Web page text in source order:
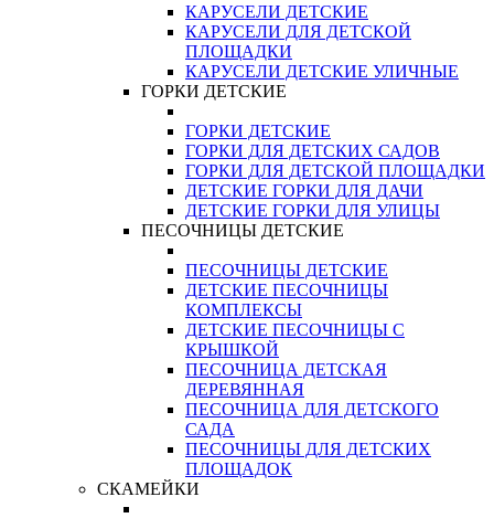
КАРУСЕЛИ ДЕТСКИЕ
КАРУСЕЛИ ДЛЯ ДЕТСКОЙ
ПЛОЩАДКИ
КАРУСЕЛИ ДЕТСКИЕ УЛИЧНЫЕ
ГОРКИ ДЕТСКИЕ
ГОРКИ ДЕТСКИЕ
ГОРКИ ДЛЯ ДЕТСКИХ САДОВ
ГОРКИ ДЛЯ ДЕТСКОЙ ПЛОЩАДКИ
ДЕТСКИЕ ГОРКИ ДЛЯ ДАЧИ
ДЕТСКИЕ ГОРКИ ДЛЯ УЛИЦЫ
ПЕСОЧНИЦЫ ДЕТСКИЕ
ПЕСОЧНИЦЫ ДЕТСКИЕ
ДЕТСКИЕ ПЕСОЧНИЦЫ
КОМПЛЕКСЫ
ДЕТСКИЕ ПЕСОЧНИЦЫ С
КРЫШКОЙ
ПЕСОЧНИЦА ДЕТСКАЯ
ДЕРЕВЯННАЯ
ПЕСОЧНИЦА ДЛЯ ДЕТСКОГО
САДА
ПЕСОЧНИЦЫ ДЛЯ ДЕТСКИХ
ПЛОЩАДОК
СКАМЕЙКИ